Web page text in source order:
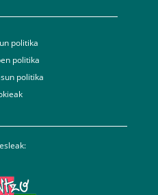
politika
politika
politika